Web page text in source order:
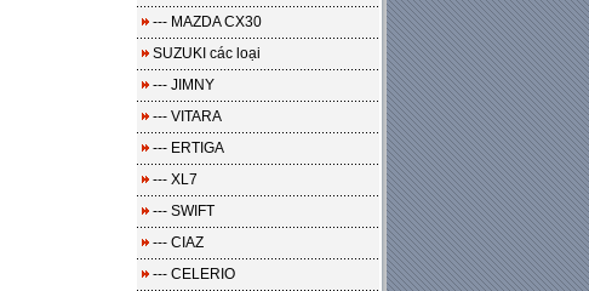
--- MAZDA CX30
SUZUKI các loại
--- JIMNY
--- VITARA
--- ERTIGA
--- XL7
--- SWIFT
--- CIAZ
--- CELERIO